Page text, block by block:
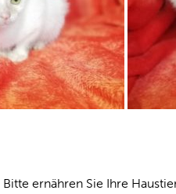
Bitte ernähren Sie Ihre